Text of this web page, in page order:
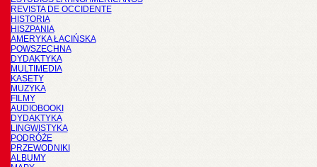
REVISTA DE OCCIDENTE
HISTORIA
HISZPANIA
AMERYKA ŁACIŃSKA
POWSZECHNA
DYDAKTYKA
MULTIMEDIA
KASETY
MUZYKA
FILMY
AUDIOBOOKI
DYDAKTYKA
LINGWISTYKA
PODRÓŻE
PRZEWODNIKI
ALBUMY